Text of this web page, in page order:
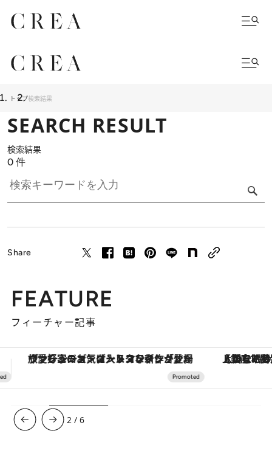
トップ検索結果
SEARCH RESULT
検索結果
0 件
Share
FEATURE
フィーチャー記事
【銀座で出合う最旬美容】美髪ケアや上質な眠り…セルフケアのアップデートから、特別な名入れギフトまで。大人のための「ReFa GINZA」クルーズ 【夏限定ディナーコース】旬を
3 /6